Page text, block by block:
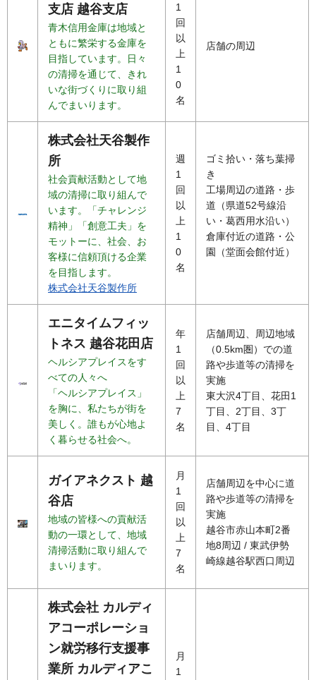
支店 越谷支店
青木信用金庫は地域と
ともに繁栄する金庫を
目指しています。日々
の清掃を通じて、きれ
いな街づくりに取り組
んでまいります。
1
回
以
上
1
0
名
店舗の周辺
株式会社天谷製作
所
社会貢献活動として地
域の清掃に取り組んで
います。「チャレンジ
精神」「創意工夫」を
モットーに、社会、お
客様に信頼頂ける企業
を目指します。
株式会社天谷製作所
週
1
回
以
上
1
0
名
ゴミ拾い・落ち葉掃
き
工場周辺の道路・歩
道（県道52号線沿
い・葛西用水沿い）
倉庫付近の道路・公
園（堂面会館付近）
エニタイムフィッ
トネス 越谷花田店
ヘルシアプレイスをす
べての人々へ
「ヘルシアプレイス」
を胸に、私たちが街を
美しく。誰もが心地よ
く暮らせる社会へ。
年
1
回
以
上
7
名
店舗周辺、周辺地域
（0.5km圏）での道
路や歩道等の清掃を
実施
東大沢4丁目、花田1
丁目、2丁目、3丁
目、4丁目
ガイアネクスト 越
谷店
地域の皆様への貢献活
動の一環として、地域
清掃活動に取り組んで
まいります。
月
1
回
以
上
7
名
店舗周辺を中心に道
路や歩道等の清掃を
実施
越谷市赤山本町2番
地8周辺 / 東武伊勢
崎線越谷駅西口周辺
株式会社 カルディ
アコーポレーショ
ン就労移行支援事
業所 カルディアこ
月
1